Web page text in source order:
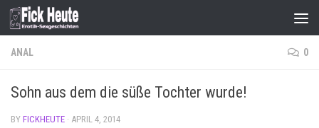
Skip to content
ANAL 0
Sohn aus dem die süße Tochter wurde!
BY FICKHEUTE · APRIL 4, 2014